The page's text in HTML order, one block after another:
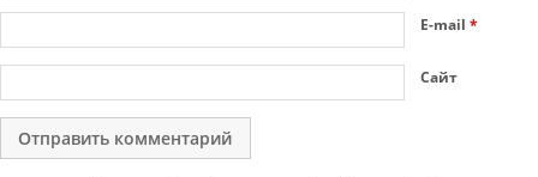
E-mail *
Сайт